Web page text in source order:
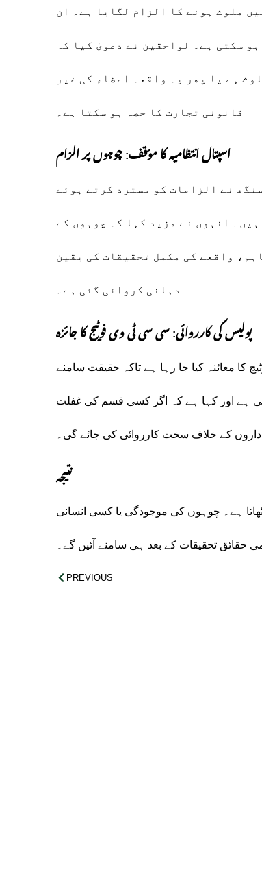
ملوث ہونے کا الزام لگایا ہے۔ ان
سکتی ہے۔ لواحقین نے دعویٰ کیا کہ
ہے یا پھر یہ واقعہ اعضاء کی غیر
قانونی تجارت کا حصہ ہو سکتا ہے۔
اسپتال انتظامیہ کا مؤقف: چوہوں پر الزام
نے الزامات کو مسترد کرتے ہوئے
انہوں نے مزید کہا کہ چوہوں کے
واقعے کی مکمل تحقیقات کی یقین
دہانی کروائی گئی ہے۔
پولیس کی کارروائی: سی سی ٹی وی فوٹیج کا جائزہ
معائنہ کیا جا رہا ہے تاکہ حقیقت سامنے
ہے اور کہا ہے کہ اگر کسی قسم کی غفلت
داروں کے خلاف سخت کارروائی کی جائے گی۔
نتیجہ
ہے۔ چوہوں کی موجودگی یا کسی انسانی
حقائق تحقیقات کے بعد ہی سامنے آئیں گے۔
PREVIOUS